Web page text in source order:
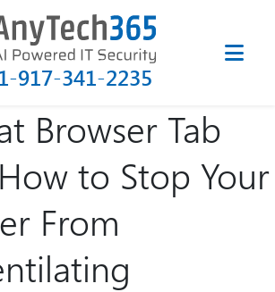
1-917-341-2235
Browser Tab
to Stop Your
From